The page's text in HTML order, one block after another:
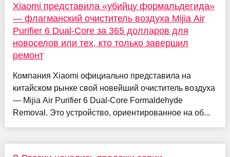
Xiaomi представила «убийцу формальдегида»
— флагманский очиститель воздуха Mijia Air
Purifier 6 Dual-Core за 365 долларов для
новоселов или тех, кто только завершил
ремонт
Компания Xiaomi официально представила на
китайском рынке свой новейший очиститель воздуха
— Mijia Air Purifier 6 Dual-Core Formaldehyde
Removal. Это устройство, ориентированное на об...